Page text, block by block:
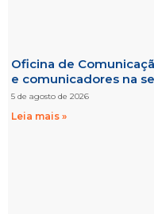
Oficina de
e comunicadores na
5 de agosto de 2026
Leia mais »